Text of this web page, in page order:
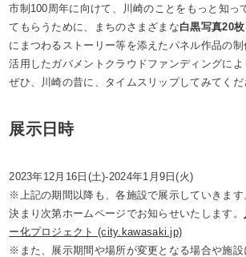
市制100周年に向けて、川崎のことをもっと知っ
てもらうために、まちのさまざまな白黒写真20枚
にまつわるストーリー等を添えたパネル作品の
活用したガバメントクラウドファンディングによ
ぜひ、川崎の昔に、タイムスリップしてみてくだ
展示日時
2023年12月16日(土)-2024年1月9日(火)
※上記の期間以降も、各施設で展示していきます
決まり次第ホームページでお知らせいたします。
ー化プロジェクト (city.kawasaki.jp)
※また、展示期間や場所が変更となる場合や施